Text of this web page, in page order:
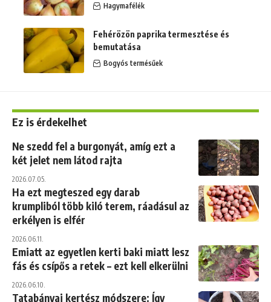
Hagymafélék
Fehérözön paprika termesztése és
bemutatása
Bogyós termésűek
Ez is érdekelhet
Ne szedd fel a burgonyát, amíg ezt a
két jelet nem látod rajta
2026.07.05.
Ha ezt megteszed egy darab
krumpliból több kiló terem, ráadásul az
erkélyen is elfér
2026.06.11.
Emiatt az egyetlen kerti baki miatt lesz
fás és csípős a retek – ezt kell elkerülni
2026.06.10.
Tatabányai kertész módszere: Így